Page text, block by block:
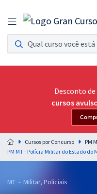
Assinatura Ilimitada 11
Acesso a todos os cursos. Teste
Assinatura OAB Até
Acesso ilimitado a toda
Residências
Preparação completa e
residências em saúde do Brasil
Desconto de
cursos
Cursos por Concurso
PM
MT - Militar, Policiais